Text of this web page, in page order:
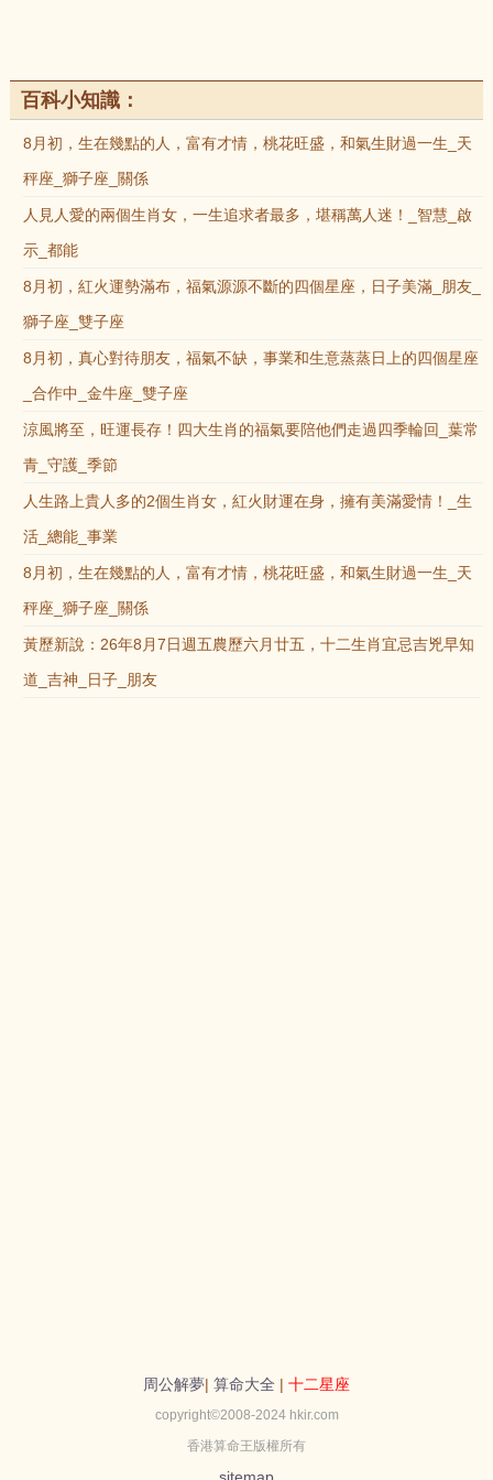
百科小知識：
8月初，生在幾點的人，富有才情，桃花旺盛，和氣生財過一生_天
秤座_獅子座_關係
人見人愛的兩個生肖女，一生追求者最多，堪稱萬人迷！_智慧_啟
示_都能
8月初，紅火運勢滿布，福氣源源不斷的四個星座，日子美滿_朋友_
獅子座_雙子座
8月初，真心對待朋友，福氣不缺，事業和生意蒸蒸日上的四個星座
_合作中_金牛座_雙子座
涼風將至，旺運長存！四大生肖的福氣要陪他們走過四季輪回_葉常
青_守護_季節
人生路上貴人多的2個生肖女，紅火財運在身，擁有美滿愛情！_生
活_總能_事業
8月初，生在幾點的人，富有才情，桃花旺盛，和氣生財過一生_天
秤座_獅子座_關係
黃歷新說：26年8月7日週五農歷六月廿五，十二生肖宜忌吉兇早知
道_吉神_日子_朋友
周公解夢| 算命大全 | 十二星座
copyright©2008-2024 hkir.com
香港算命王版權所有